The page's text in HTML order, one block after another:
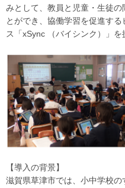
みとして、教員と児童・生徒
とができ、協働学習を促進す
ス「xSync （バイシンク）」を
【導入の背景】
滋賀県草津市では、小中学校